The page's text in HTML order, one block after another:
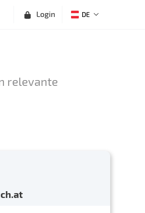
Login DE
relevante